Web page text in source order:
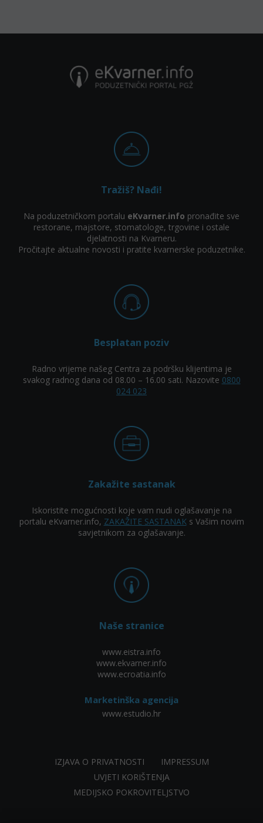
Tražiš? Nađi!
Na poduzetničkom portalu eKvarner.info pronađite sve
restorane, majstore, stomatologe, trgovine i ostale
djelatnosti na Kvarneru.
Pročitajte aktualne novosti i pratite kvarnerske poduzetnike.
Besplatan poziv
Radno vrijeme našeg Centra za podršku klijentima je
svakog radnog dana od 08.00 – 16.00 sati. Nazovite 0800
024 023
Zakažite sastanak
Iskoristite mogućnosti koje vam nudi oglašavanje na
portalu eKvarner.info, ZAKAŽITE SASTANAKs Vašim novim
savjetnikom za oglašavanje.
Naše stranice
www.eistra.info
www.ekvarner.info
www.ecroatia.info
Marketinška agencija
www.estudio.hr
IZJAVA O PRIVATNOSTI
IMPRESSUM
UVJETI KORIŠTENJA
MEDIJSKO POKROVITELJSTVO